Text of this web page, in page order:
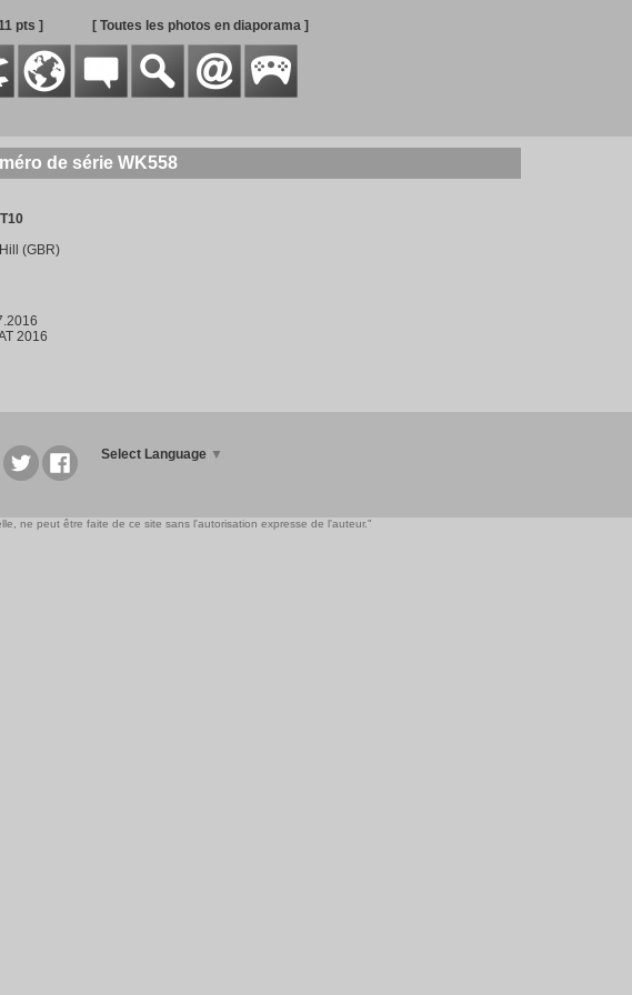
pts ] [ Toutes les photos en diaporama ]
de série WK558
(GBR)
2016
Select Language ▼
ne peut être faite de ce site sans l'autorisation expresse de l'auteur."